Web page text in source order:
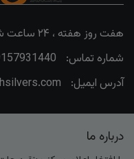
هفت روز هفته ، ۲۴ ساعت شبانه‌روز پاسخگوی شما هستیم
شماره تماس:
آدرس ایمیل:
درباره ما